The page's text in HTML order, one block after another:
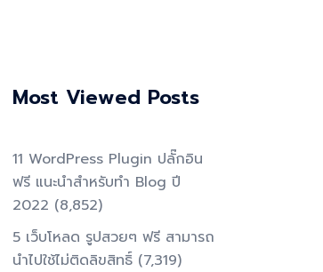
Most Viewed Posts
11 WordPress Plugin ปลั๊กอิน
ฟรี แนะนำสำหรับทำ Blog ปี
2022 (8,852)
5 เว็บโหลด รูปสวยๆ ฟรี สามารถ
นำไปใช้ไม่ติดลิขสิทธิ์ (7,319)